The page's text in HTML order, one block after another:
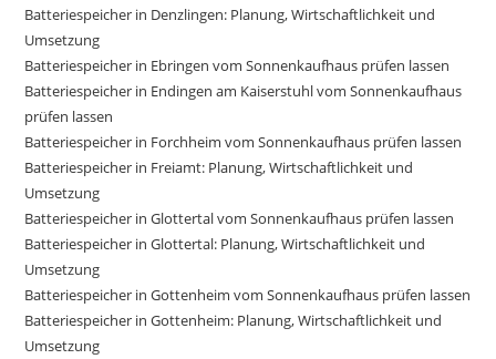
Batteriespeicher in Denzlingen: Planung, Wirtschaftlichkeit und
Umsetzung
Batteriespeicher in Ebringen vom Sonnenkaufhaus prüfen lassen
Batteriespeicher in Endingen am Kaiserstuhl vom Sonnenkaufhaus
prüfen lassen
Batteriespeicher in Forchheim vom Sonnenkaufhaus prüfen lassen
Batteriespeicher in Freiamt: Planung, Wirtschaftlichkeit und
Umsetzung
Batteriespeicher in Glottertal vom Sonnenkaufhaus prüfen lassen
Batteriespeicher in Glottertal: Planung, Wirtschaftlichkeit und
Umsetzung
Batteriespeicher in Gottenheim vom Sonnenkaufhaus prüfen lassen
Batteriespeicher in Gottenheim: Planung, Wirtschaftlichkeit und
Umsetzung